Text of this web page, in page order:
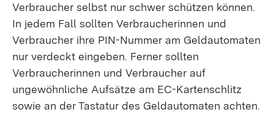
Verbraucher selbst nur schwer schützen können.
In jedem Fall sollten Verbraucherinnen und
Verbraucher ihre PIN-Nummer am Geldautomaten
nur verdeckt eingeben. Ferner sollten
Verbraucherinnen und Verbraucher auf
ungewöhnliche Aufsätze am EC-Kartenschlitz
sowie an der Tastatur des Geldautomaten achten.